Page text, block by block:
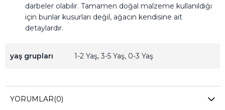
darbeler olabilir. Tamamen doğal malzeme kullanıldığı
için bunlar kusurları değil, ağacın kendisine ait
detaylardır.
yaş grupları 1-2 Yaş 3-5 Yaş 0-3 Yaş
YORUMLAR(0)